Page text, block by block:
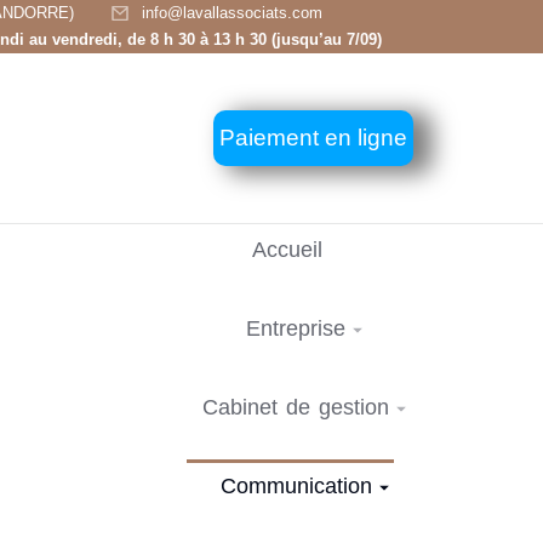
info@lavallassociats.com
au vendredi, de 8 h 30 à 13 h 30 (jusqu’au 7/09)
Paiement en ligne
Accueil
Entreprise
Cabinet de gestion
Communication